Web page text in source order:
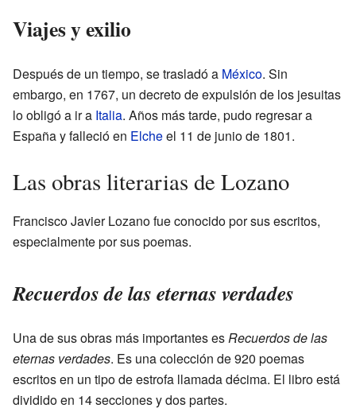
Viajes y exilio
Después de un tiempo, se trasladó a México. Sin
embargo, en 1767, un decreto de expulsión de los jesuitas
lo obligó a ir a Italia. Años más tarde, pudo regresar a
España y falleció en Elcheel 11 de junio de 1801.
Las obras literarias de Lozano
Francisco Javier Lozano fue conocido por sus escritos,
especialmente por sus poemas.
Recuerdos de las eternas verdades
Una de sus obras más importantes esRecuerdos de las
eternas verdades. Es una colección de 920 poemas
escritos en un tipo de estrofa llamada décima. El libro está
dividido en 14 secciones y dos partes.